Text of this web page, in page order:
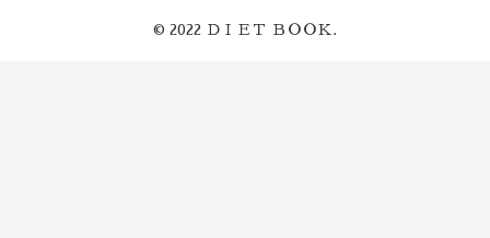
© 2022 ＤＩＥＴ ＢＯＯＫ.